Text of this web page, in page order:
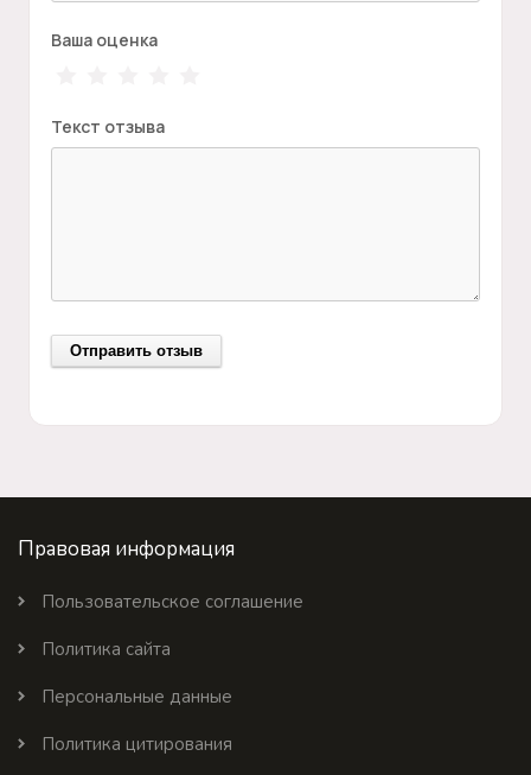
Ваша оценка
Текст отзыва
Правовая информация
Пользовательское соглашение
Политика сайта
Персональные данные
Политика цитирования